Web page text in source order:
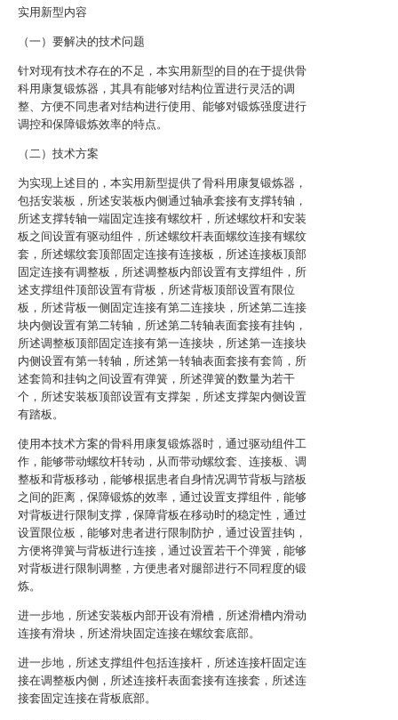
实用新型内容
（一）要解决的技术问题
针对现有技术存在的不足，本实用新型的目的在于提供骨
科用康复锻炼器，其具有能够对结构位置进行灵活的调
整、方便不同患者对结构进行使用、能够对锻炼强度进行
调控和保障锻炼效率的特点。
（二）技术方案
为实现上述目的，本实用新型提供了骨科用康复锻炼器，
包括安装板，所述安装板内侧通过轴承套接有支撑转轴，
所述支撑转轴一端固定连接有螺纹杆，所述螺纹杆和安装
板之间设置有驱动组件，所述螺纹杆表面螺纹连接有螺纹
套，所述螺纹套顶部固定连接有连接板，所述连接板顶部
固定连接有调整板，所述调整板内部设置有支撑组件，所
述支撑组件顶部设置有背板，所述背板顶部设置有限位
板，所述背板一侧固定连接有第二连接块，所述第二连接
块内侧设置有第二转轴，所述第二转轴表面套接有挂钩，
所述调整板顶部固定连接有第一连接块，所述第一连接块
内侧设置有第一转轴，所述第一转轴表面套接有套筒，所
述套筒和挂钩之间设置有弹簧，所述弹簧的数量为若干
个，所述安装板顶部设置有支撑架，所述支撑架内侧设置
有踏板。
使用本技术方案的骨科用康复锻炼器时，通过驱动组件工
作，能够带动螺纹杆转动，从而带动螺纹套、连接板、调
整板和背板移动，能够根据患者自身情况调节背板与踏板
之间的距离，保障锻炼的效率，通过设置支撑组件，能够
对背板进行限制支撑，保障背板在移动时的稳定性，通过
设置限位板，能够对患者进行限制防护，通过设置挂钩，
方便将弹簧与背板进行连接，通过设置若干个弹簧，能够
对背板进行限制调整，方便患者对腿部进行不同程度的锻
炼。
进一步地，所述安装板内部开设有滑槽，所述滑槽内滑动
连接有滑块，所述滑块固定连接在螺纹套底部。
进一步地，所述支撑组件包括连接杆，所述连接杆固定连
接在调整板内侧，所述连接杆表面套接有连接套，所述连
接套固定连接在背板底部。